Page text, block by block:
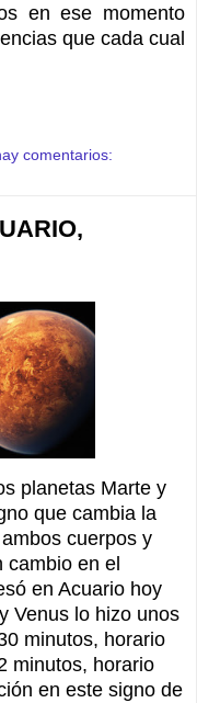
en ese momento
que cada cual
comentarios:
planetas Marte y
que cambia la
cuerpos y
en el
en Acuario hoy
Venus lo hizo unos
minutos, horario
minutos, horario
en este signo de